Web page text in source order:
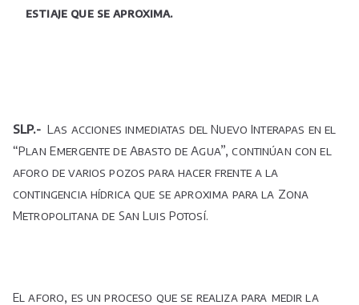
estiaje que se aproxima.
SLP.-Las acciones inmediatas del Nuevo Interapas en el
“Plan Emergente de Abasto de Agua”, continúan con el
aforo de varios pozos para hacer frente a la
contingencia hídrica que se aproxima para la Zona
Metropolitana de San Luis Potosí.
El aforo, es un proceso que se realiza para medir la